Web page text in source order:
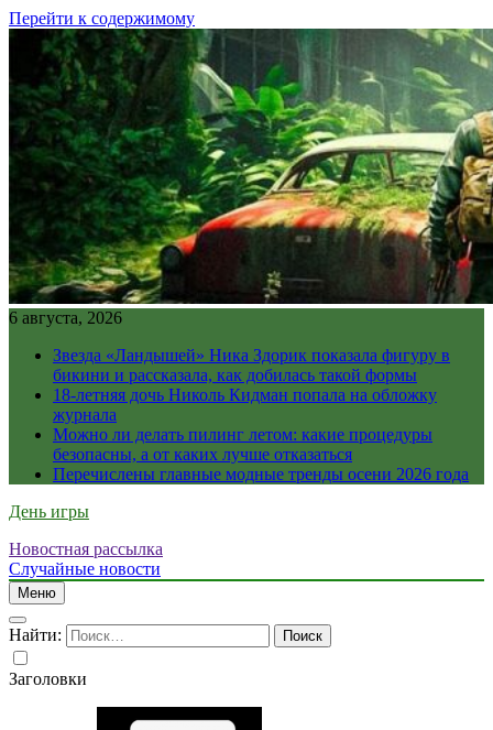
Перейти к содержимому
6 августа, 2026
Звезда «Ландышей» Ника Здорик показала фигуру в
бикини и рассказала, как добилась такой формы
18-летняя дочь Николь Кидман попала на обложку
журнала
Можно ли делать пилинг летом: какие процедуры
безопасны, а от каких лучше отказаться
Перечислены главные модные тренды осени 2026 года
День игры
Новостная рассылка
Случайные новости
Меню
Найти:
Заголовки